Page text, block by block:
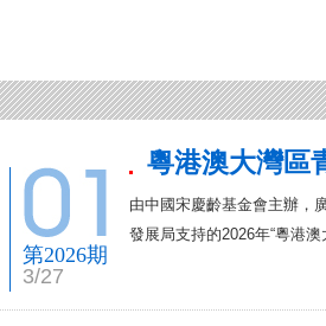
第2026期
3/27
粵港澳大灣區
由中國宋慶齡基金會主辦，
發展局支持的2026年“粵港